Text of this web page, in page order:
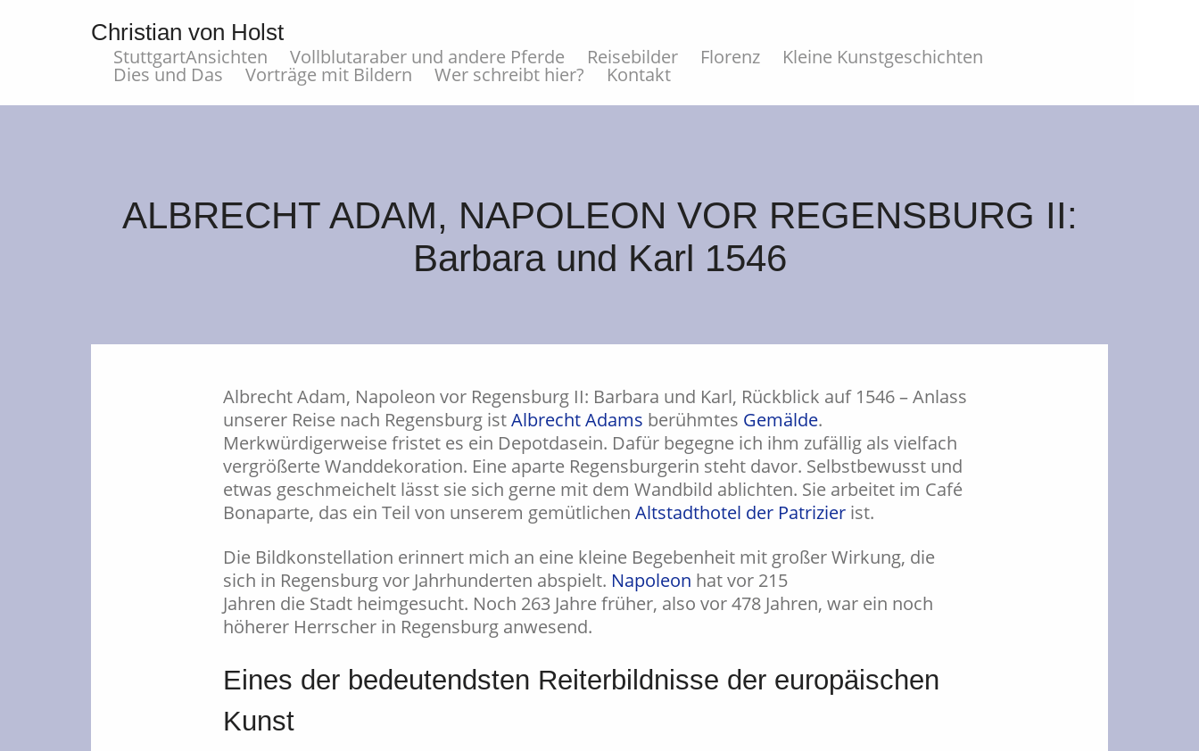
Christian von Holst
StuttgartAnsichten Vollblutaraber und andere Pferde Reisebilder Florenz Kleine Kunstgeschichten
Dies und Das Vorträge mit Bildern Wer schreibt hier? Kontakt
ALBRECHT ADAM, NAPOLEON VOR REGENSBURG II:
Barbara und Karl 1546
Albrecht Adam, Napoleon vor Regensburg II: Barbara und Karl, Rückblick auf 1546 – Anlass
unserer Reise nach Regensburg istAlbrecht Adams berühmtes Gemälde.
Merkwürdigerweise fristet es ein Depotdasein. Dafür begegne ich ihm zufällig als vielfach
vergrößerte Wanddekoration. Eine aparte Regensburgerin steht davor. Selbstbewusst und
etwas geschmeichelt lässt sie sich gerne mit dem Wandbild ablichten. Sie arbeitet im Café
Bonaparte, das ein Teil von unserem gemütlichenAltstadthotel der Patrizier ist.
Die Bildkonstellation erinnert mich an eine kleine Begebenheit mit großer Wirkung, die
sich in Regensburg vor Jahrhunderten abspielt. Napoleon hat vor 215
Jahren die Stadt heimgesucht. Noch 263 Jahre früher, also vor 478 Jahren, war ein noch
höherer Herrscher in Regensburg anwesend.
Eines der bedeutendsten Reiterbildnisse der europäischen
Kunst